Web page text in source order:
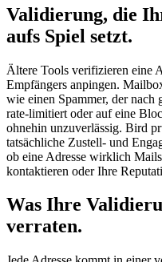
Validierung, die
aufs Spiel setzt.
Ältere Tools verifizieren eine
Empfängers anpingen.
wie einen Spammer, der nach
rate-limitiert oder auf eine
ohnehin unzuverlässig. Bird
tatsächliche Zustell- und
ob eine Adresse wirklich
kontaktieren oder Ihre
Was Ihre
verraten.